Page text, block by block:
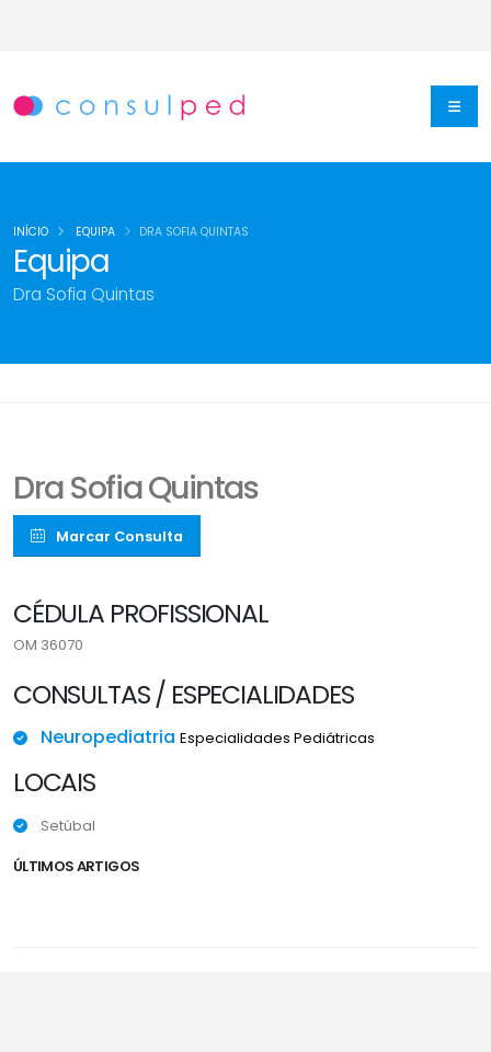
Equipa
Dra Sofia Quintas
INÍCIO EQUIPA DRA SOFIA QUINTAS
Dra Sofia Quintas
Marcar Consulta
CÉDULA PROFISSIONAL
OM 36070
CONSULTAS / ESPECIALIDADES
Neuropediatria Especialidades Pediátricas
LOCAIS
Setúbal
ÚLTIMOS ARTIGOS